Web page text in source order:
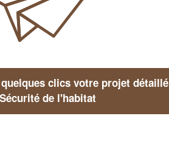
clics votre projet détaillé
de l'habitat